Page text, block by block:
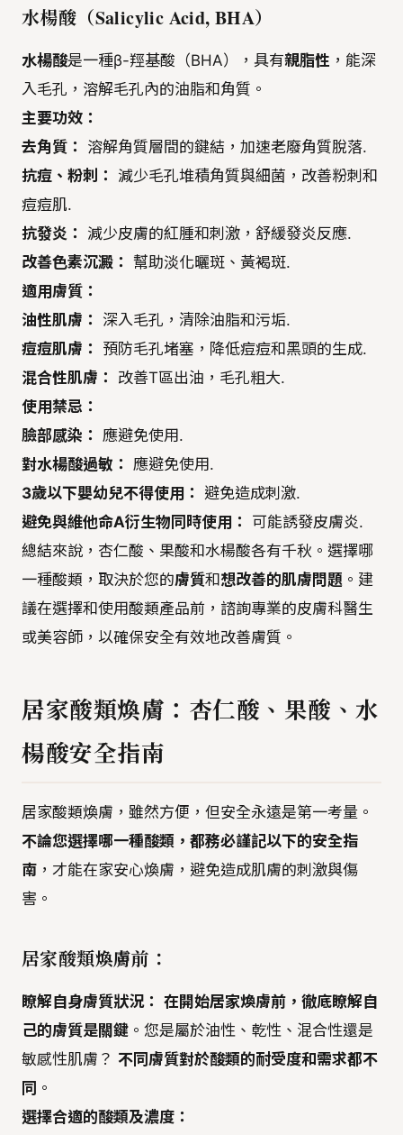
水楊酸（Salicylic Acid, BHA）
水楊酸是一種β-羥基酸（BHA），具有親脂性 ，能深
入毛孔，溶解毛孔內的油脂和角質。
主要功效：
去角質：
溶解角質層間的鍵結，加速老廢角質脫落.
抗痘、粉刺：
減少毛孔堆積角質與細菌，改善粉刺和
痘痘肌.
抗發炎：
減少皮膚的紅腫和刺激，舒緩發炎反應.
改善色素沉澱： 幫助淡化曬斑、黃褐斑.
適用膚質：
油性肌膚：
深入毛孔，清除油脂和污垢.
痘痘肌膚：
預防毛孔堵塞，降低痘痘和黑頭的生成.
混合性肌膚：
改善T區出油，毛孔粗大.
使用禁忌：
臉部感染： 應避免使用.
對水楊酸過敏： 應避免使用.
3歲以下嬰幼兒不得使用：
避免造成刺激.
避免與維他命A衍生物同時使用：
可能誘發皮膚炎.
總結來說，杏仁酸、果酸和水楊酸各有千秋。選擇哪
一種酸類，取決於您的膚質和 想改善的肌膚問題 。建
議在選擇和使用酸類產品前，諮詢專業的皮膚科醫生
或美容師，以確保安全有效地改善膚質。
居家酸類煥膚：杏仁酸、果酸、水
楊酸安全指南
居家酸類煥膚，雖然方便，但安全永遠是第一考量。
不論您選擇哪一種酸類，都務必謹記以下的安全指
南 ，才能在家安心煥膚，避免造成肌膚的刺激與傷
害。
居家酸類煥膚前：
瞭解自身膚質狀況： 在開始居家煥膚前，徹底瞭解自
己的膚質是關鍵 。您是屬於油性、乾性、混合性還是
敏感性肌膚？ 不同膚質對於酸類的耐受度和需求都不
同 。
選擇合適的酸類及濃度：